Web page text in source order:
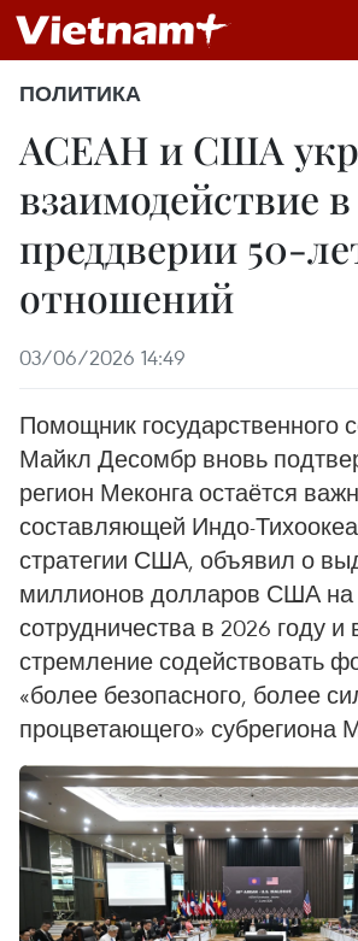
ПОЛИТИКА
АСЕАН и США
взаимодействие в
преддверии 50-
отношений
03/06/2026 14:49
Помощник государственного
Майкл Десомбр вновь
регион Меконга остаётся
составляющей Индо-
стратегии США, объявил о
миллионов долларов США
сотрудничества в 2026 году и
стремление содействовать
«более безопасного, более
процветающего» субрегиона